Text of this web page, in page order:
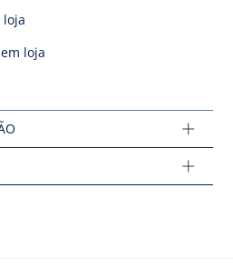
loja
loja
ou para se oferecer
de agricultura biológica
- 25% poliéster